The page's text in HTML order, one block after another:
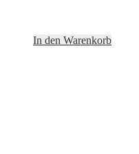
In den Warenkorb